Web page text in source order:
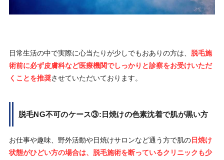
日常生活の中で実際に心当たりが少しでもおありの方は、 脱毛施
術前に必ず皮膚科など医療機関でしっかりと診察をお受けいただ
くことを推奨させていただいております。
脱毛NG不可のケース③:日焼けの色素沈着で肌が黒い方
お仕事や趣味、野外活動や日焼けサロンなど通う方で肌の日焼け
状態がひどい方の場合は、脱毛施術を断っているクリニックも少